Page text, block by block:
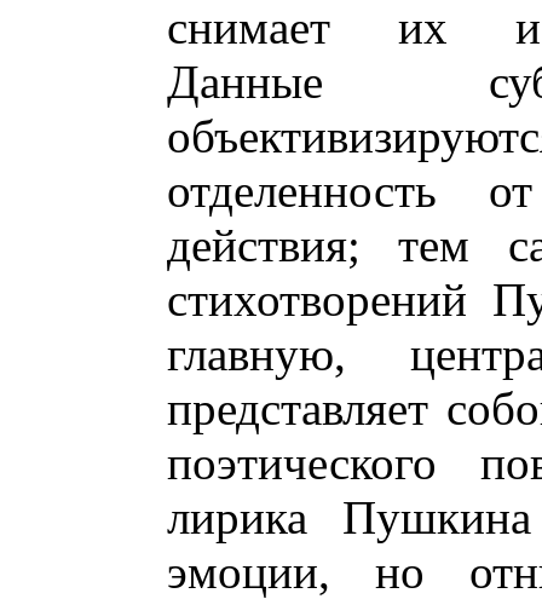
снимает их
Данные
отделенность
действия; тем
стихотворений
главную,
представляет
поэтического
лирика
эмоции, но